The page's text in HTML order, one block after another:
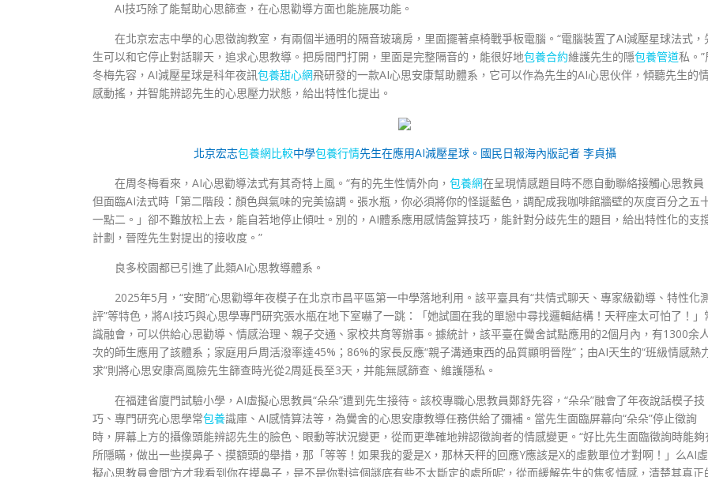
AI技巧除了能幫助心思篩查，在心思勸導方面也能施展功能。
在北京宏志中學的心思徵詢教室，有兩個半通明的隔音玻璃房，里面擺著桌椅戰爭板電腦。“電腦裝置了AI減壓星球法式，
生可以和它停止對話聊天，追求心思教導。把房間門打開，里面是完整隔音的，能很好地包養合約維護先生的隱包養管道私。”
冬梅先容，AI減壓星球是科年夜訊包養甜心網飛研發的一款AI心思安康幫助體系，它可以作為先生的AI心思伙伴，傾聽先生的
感動搖，并智能辨認先生的心思壓力狀態，給出特性化提出。
北京宏志包養網比較中學包養行情先生在應用AI減壓星球。國民日報海內版記者 李貞攝
在周冬梅看來，AI心思勸導法式有其奇特上風。“有的先生性情外向， 包養網在呈現情感題目時不愿自動聯絡接觸心思教員
但面臨AI法式時「第二階段：顏色與氣味的完美協調。張水瓶，你必須將你的怪誕藍色，調配成我咖啡館牆壁的灰度百分之五
一點二。」卻不難放松上去，能自若地停止傾吐。別的，AI體系應用感情盤算技巧，能針對分歧先生的題目，給出特性化的支
計劃，晉陞先生對提出的接收度。”
良多校園都已引進了此類AI心思教導體系。
2025年5月，“安閒”心思勸導年夜模子在北京市昌平區第一中學落地利用。該平臺具有“共情式聊天、專家級勸導、特性化
評”等特色，將AI技巧與心思學專門研究張水瓶在地下室嚇了一跳：「她試圖在我的單戀中尋找邏輯結構！天秤座太可怕了！」
識融會，可以供給心思勸導、情感治理、親子交通、家校共育等辦事。據統計，該平臺在黌舍試點應用的2個月內，有1300余
次的師生應用了該體系；家庭用戶周活潑率達45%；86%的家長反應“親子溝通東西的品質顯明晉陞”；由AI天生的“班級情感熱
求”則將心思安康高風險先生篩查時光從2周延長至3天，并能無感篩查、維護隱私。
在福建省廈門試驗小學，AI虛擬心思教員“朵朵”遭到先生接待。該校專職心思教員鄭舒先容，“朵朵”融會了年夜說話模子技
巧、專門研究心思學常包養識庫、AI感情算法等，為黌舍的心思安康教導任務供給了彌補。當先生面臨屏幕向“朵朵”停止徵詢
時，屏幕上方的攝像頭能辨認先生的臉色、眼動等狀況變更，從而更準確地辨認徵詢者的情感變更。“好比先生面臨徵詢時能夠
所隱瞞，做出一些摸鼻子、摸額頭的舉措，那「等等！如果我的愛是X，那林天秤的回應Y應該是X的虛數單位才對啊！」么AI虛
擬心思教員會問‘方才我看到你在摸鼻子，是不是你對這個謎底有些不太斷定的處所呢’，從而緩解先生的焦炙情感，清楚其真正